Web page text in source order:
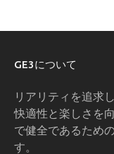
GE3について
リアリティを追求
快適性と楽しさを
で健全であるため
す。